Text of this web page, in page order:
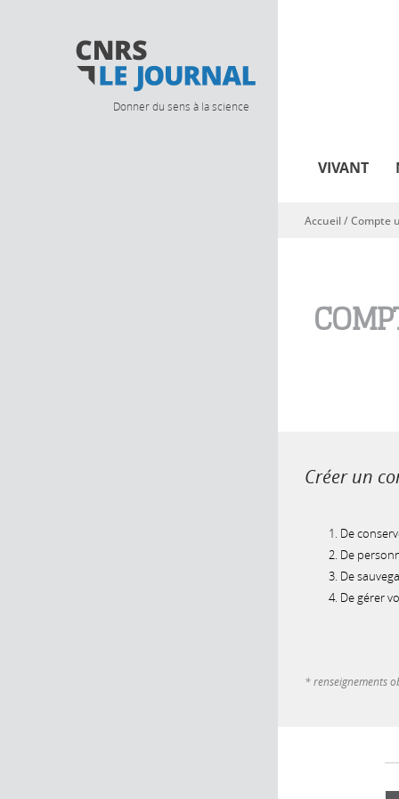
Donner du sens à la science
VIVANT
Vous êtes ici
Accueil/Compte
Créer un
De
De
De
De gérer
* renseignements